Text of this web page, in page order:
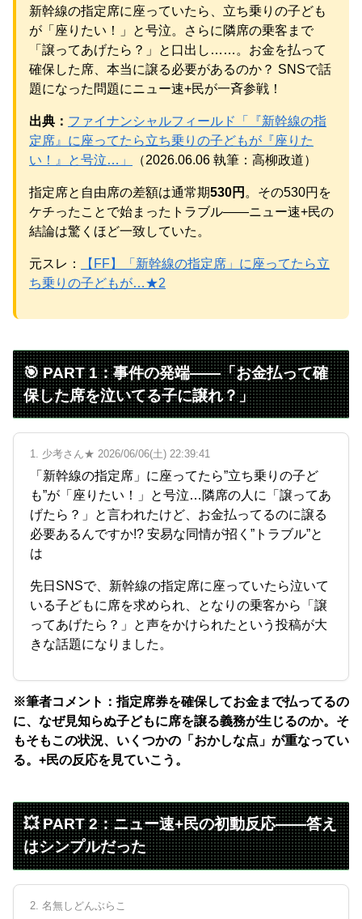
【動画】 町の中華料理屋さん、娘の採用で人気店になって
しまう NEW!
【物議】”子供1人2000万円”にガル民本音爆発→子なし・子
持ち大激論にｗｗｗ NEW!
【物議】ひろゆき氏に嫁ブチギレ離婚宣言→まさかの結末
にガル民騒然ｗｗｗ
元AKB社長、22億円申告漏れ 乃木坂46運営会社の株式を
パチンコ京楽産業に譲渡【ノース・リバー】【窪田康志】
元AKB社長、22億円申告漏れ 乃木坂46運営会社の株式を
パチンコ京楽産業に譲渡【ノース・リバー】【窪田康志】
新幹線の指定席に座っていたら、立ち乗りの子ども
が「座りたい！」と号泣。さらに隣席の乗客まで
「譲ってあげたら？」と口出し……。お金を払って
確保した席、本当に譲る必要があるのか？ SNSで話
題になった問題にニュー速+民が一斉参戦！
出典： ファイナンシャルフィールド「『新幹線の指
定席』に座ってたら立ち乗りの子どもが『座りた
い！』と号泣…」
（2026.06.06 執筆：高柳政道）
指定席と自由席の差額は通常期530円 。その530円を
ケチったことで始まったトラブル——ニュー速+民の
結論は驚くほど一致していた。
元スレ：
【FF】「新幹線の指定席」に座ってたら立
ち乗りの子どもが…★2
🎯 PART 1：事件の発端——「お金払って確
保した席を泣いてる子に譲れ？」
1. 少考さん★ 2026/06/06(土) 22:39:41
「新幹線の指定席」に座ってたら”立ち乗りの子ど
も”が「座りたい！」と号泣…隣席の人に「譲ってあ
げたら？」と言われたけど、お金払ってるのに譲る
必要あるんですか!? 安易な同情が招く”トラブル”と
は
先日SNSで、新幹線の指定席に座っていたら泣いて
いる子どもに席を求められ、となりの乗客から「譲
ってあげたら？」と声をかけられたという投稿が大
きな話題になりました。
※筆者コメント：指定席券を確保してお金まで払ってるの
に、なぜ見知らぬ子どもに席を譲る義務が生じるのか。そ
もそもこの状況、いくつかの「おかしな点」が重なってい
る。+民の反応を見ていこう。
💥 PART 2：ニュー速+民の初動反応——答え
はシンプルだった
2. 名無しどんぶらこ